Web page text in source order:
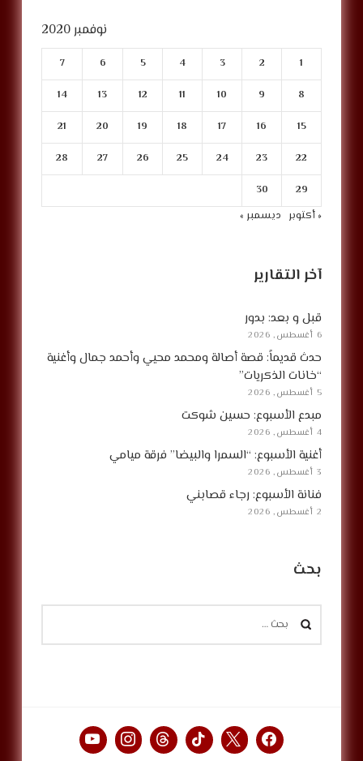
نوفمبر 2020
1
2
3
4
5
6
7
8
9
10
11
12
13
14
15
16
17
18
19
20
21
22
23
24
25
26
27
28
29
30
« أكتوبر ديسمبر »
آخر التقارير
قبل و بعد: بدور
6 أغسطس, 2026
حدث قديماً: قصة أصالة ومحمد محيي وأحمد جمال وأغنية
“خانات الذكريات”
5 أغسطس, 2026
مبدع الأسبوع: حسين شوكت
4 أغسطس, 2026
أغنية الأسبوع: “السمرا والبيضا” فرقة ميامي
3 أغسطس, 2026
فنانة الأسبوع: رجاء قصابني
2 أغسطس, 2026
بحث
البحث
عن: